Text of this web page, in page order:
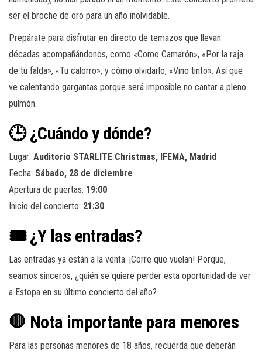
ser el broche de oro para un año inolvidable.
Prepárate para disfrutar en directo de temazos que llevan
décadas acompañándonos, como «Como Camarón», «Por la raja
de tu falda», «Tu calorro», y cómo olvidarlo, «Vino tinto». Así que
ve calentando gargantas porque será imposible no cantar a pleno
pulmón.
🕒 ¿Cuándo y dónde?
Lugar: Auditorio STARLITE Christmas, IFEMA, Madrid
Fecha: Sábado, 28 de diciembre
Apertura de puertas: 19:00
Inicio del concierto: 21:30
🎟️ ¿Y las entradas?
Las entradas ya están a la venta. ¡Corre que vuelan! Porque,
seamos sinceros, ¿quién se quiere perder esta oportunidad de ver
a Estopa en su último concierto del año?
🛑 Nota importante para menores
Para las personas menores de 18 años, recuerda que deberán